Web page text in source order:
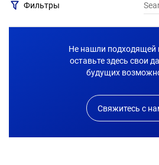
Фильтры
Не нашли подходящей
оставьте здесь свои
будущих
Свяжитесь с